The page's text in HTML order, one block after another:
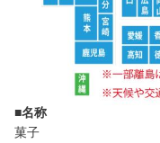
■名称
菓子